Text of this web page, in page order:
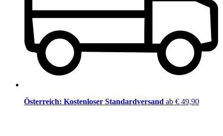
Österreich: Kostenloser Standardversand ab € 49,90